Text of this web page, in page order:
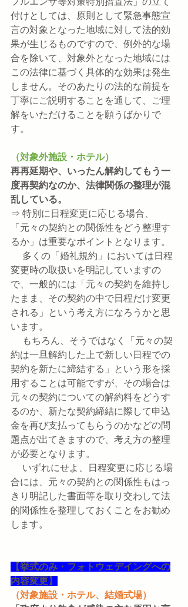
付けとしては、原則として緊急事態宣
言の対象となった地域に対して法的効
果が生じるものですので、例外的な場
合を除いて、対象外となった地域には
この法律に基づく具体的な効果は発生
しません。そのあたりの法的な前提を
丁寧にご説明することを通して、ご理
解をいただけることを願うばかりで
す。
（対象外施設・ホテル）
再再延期や、いったん解約してもう一
度再契約なのか、法律関係の整理が混
乱している。
⇒ 特別に日程変更に応じる場合、
「元々の契約との関係性をどう整理す
るか」は重要なポイントとなります。
多くの「婚礼規約」においては日程
変更時の取扱いを明記していますの
で、一般的には「元々の契約を維持し
たまま、その契約の中で日程だけ変更
される」という考え方になろうかと思
います。
もちろん、そうではなく「元々の契
約は一旦解約した上で新しい日程での
契約を新たに締結する」という形を採
用することは可能ですが、その場合は
元々の契約についての解約料をどうす
るのか、新たな契約締結に際して申込
金を再び支払ってもらうのかなどの問
題点が出てきますので、考え方の整理
が必要となります。
いずれにせよ、日程変更に応じる場
合には、元々の契約との関係性もはっ
きり明記した書面等を取り交わして法
的関係性を整理しておくことをお勧め
します。
【挙式のみ・フォトウェデイングへの
内容変更】
（対象施設・ホテル、結婚式場）